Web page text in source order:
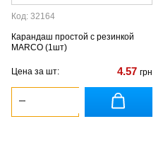
Код: 32164
Карандаш простой с резинкой
MARCO (1шт)
Цена за шт: 4.57 грн